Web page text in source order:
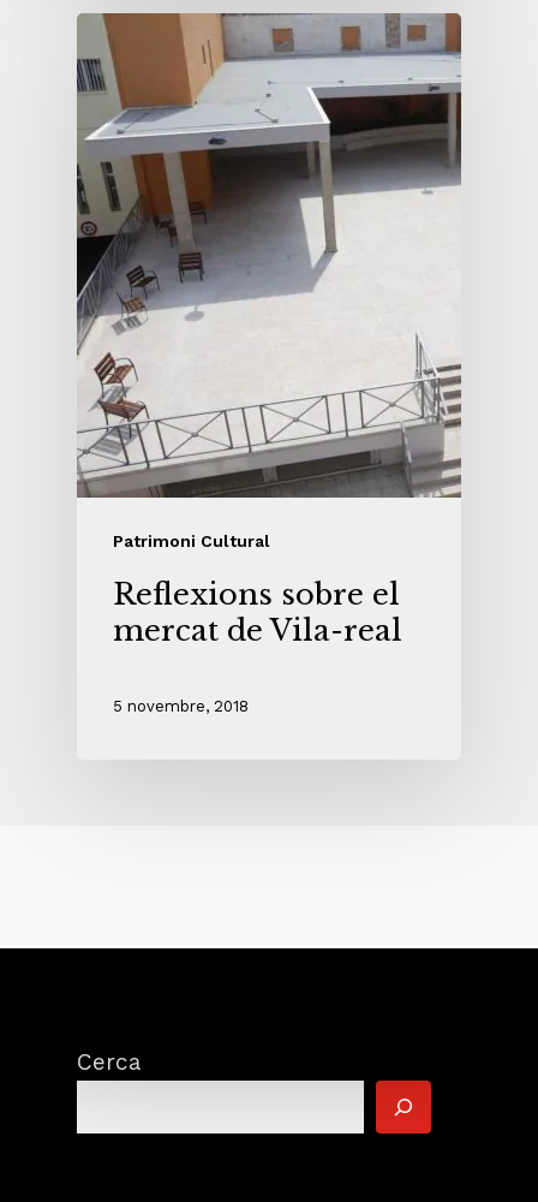
Patrimoni Cultural
Reflexions sobre el
mercat de Vila-real
5 novembre, 2018
Cerca